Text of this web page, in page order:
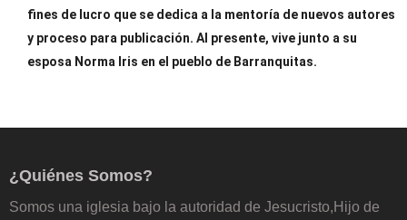
fines de lucro que se dedica a la mentoría de nuevos autores
y proceso para publicación. Al presente, vive junto a su
esposa Norma Iris en el pueblo de Barranquitas.
¿Quiénes Somos?
Somos una iglesia bajo la autoridad de Jesucristo,Hijo de